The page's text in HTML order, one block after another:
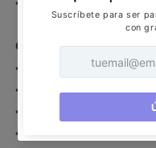
CARACTERÍSTICAS
• Silla resistente y
• Diseño de 4 patas
• Apilable x 12 piezas.
• Para uso interno y